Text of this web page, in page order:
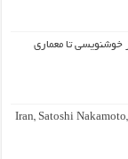
خوشنویسی تا معماری
Iran, Satoshi